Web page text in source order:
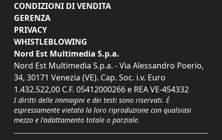
CONDIZIONI DI VENDITA
GERENZA
PRIVACY
WHISTLEBLOWING
Nord Est Multimedia S.p.a.
Nord Est Multimedia S.p.a. - Via Alessandro Poerio,
34, 30171 Venezia (VE). Cap. Soc. i.v. Euro
1.432.522,00 C.F. 05412000266 e REA VE-454332
I diritti delle immagini e dei testi sono riservati. È
espressamente vietata la loro riproduzione con qualsiasi
mezzo e l'adattamento totale o parziale.